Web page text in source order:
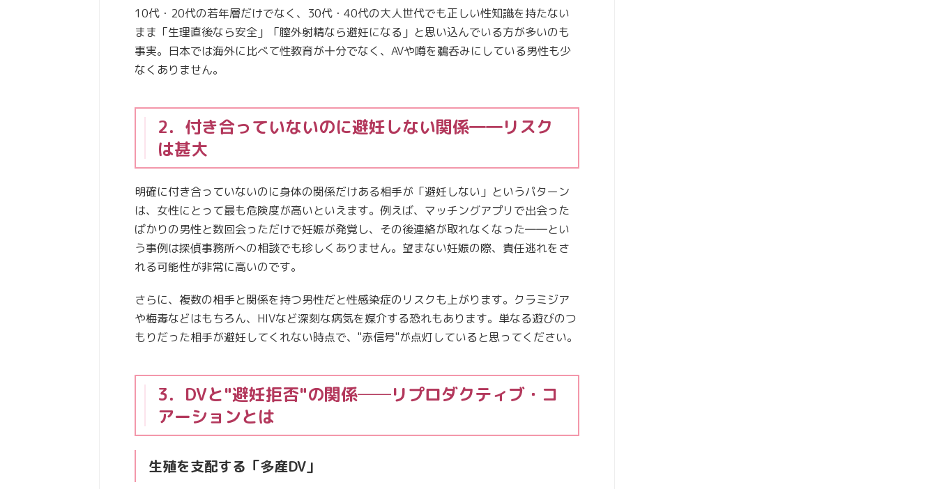
10代・20代の若年層だけでなく、30代・40代の大人世代でも正しい性知識を持たない
まま「生理直後なら安全」「膣外射精なら避妊になる」と思い込んでいる方が多いのも
事実。日本では海外に比べて性教育が十分でなく、AVや噂を鵜呑みにしている男性も少
なくありません。
2．付き合っていないのに避妊しない関係――リスク
は甚大
明確に付き合っていないのに身体の関係だけある相手が「避妊しない」というパターン
は、女性にとって最も危険度が高いといえます。例えば、マッチングアプリで出会った
ばかりの男性と数回会っただけで妊娠が発覚し、その後連絡が取れなくなった――とい
う事例は探偵事務所への相談でも珍しくありません。望まない妊娠の際、責任逃れをさ
れる可能性が非常に高いのです。
さらに、複数の相手と関係を持つ男性だと性感染症のリスクも上がります。クラミジア
や梅毒などはもちろん、HIVなど深刻な病気を媒介する恐れもあります。単なる遊びのつ
もりだった相手が避妊してくれない時点で、"赤信号"が点灯していると思ってください。
3．DVと"避妊拒否"の関係──リプロダクティブ・コ
アーションとは
生殖を支配する「多産DV」